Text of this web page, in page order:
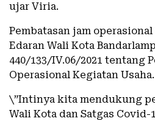
ujar Viria.
Pembatasan jam
Edaran Wali Kota
440/133/IV.06/2021 tentang
Operasional Kegiatan Usaha.
\”Intinya kita mendukung
Wali Kota dan Satgas